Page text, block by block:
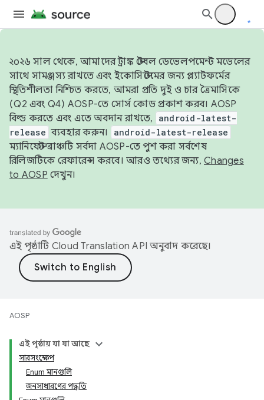
২০২৬ সাল থেকে, আমাদের ট্রাঙ্ক স্টেবল ডেভেলপমেন্ট মডেলের
সাথে সামঞ্জস্য রাখতে এবং ইকোসিস্টেমের জন্য প্ল্যাটফর্মের
স্থিতিশীলতা নিশ্চিত করতে, আমরা প্রতি দুই ও চার ত্রৈমাসিকে
(Q2 এবং Q4) AOSP-তে সোর্স কোড প্রকাশ করব। AOSP
বিল্ড করতে এবং এতে অবদান রাখতে,
android-latest-
release ব্যবহার করুন। android-latest-release
ম্যানিফেস্ট ব্রাঞ্চটি সর্বদা AOSP-তে পুশ করা সর্বশেষ
রিলিজটিকে রেফারেন্স করবে। আরও তথ্যের জন্য, Changes
to AOSP দেখুন।
এই পৃষ্ঠাটি Cloud Translation API অনুবাদ করেছে।
AOSP
এই পৃষ্ঠায় যা যা আছে
সারসংক্ষেপ
Enum মানগুলি
জনসাধারণের পদ্ধতি